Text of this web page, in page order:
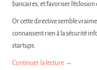
bancaires, et favoriser l’éclosion
Or cette directive semble
connaissent rien à la sécurité
startups.
Continuer la lecture →